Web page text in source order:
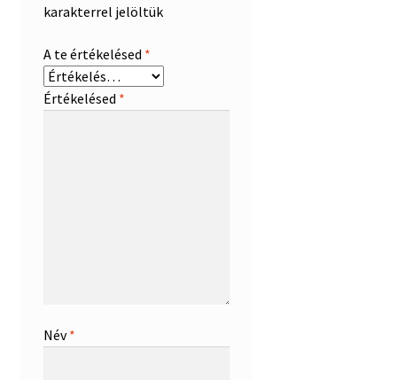
karakterrel jelöltük
A te értékelésed *
Értékelésed *
Név*